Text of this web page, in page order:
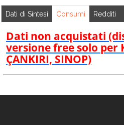
Dati di Sintesi Consumi Redditi
Dati non acquistati
versione free solo per
ÇANKIRI, SINOP)